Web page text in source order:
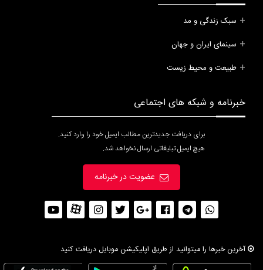
سبک زندگی و مد
سینمای ایران و جهان
طبیعت و محیط زیست
خبرنامه و شبکه های اجتماعی
برای دریافت جدیدترین مطالب ایمیل خود را وارد کنید.
هیچ ایمیل تبلیغاتی ارسال نخواهد شد.
عضویت در خبرنامه
آخرین خبرها را میتوانید از طریق اپلیکیشن موبایل دریافت کنید